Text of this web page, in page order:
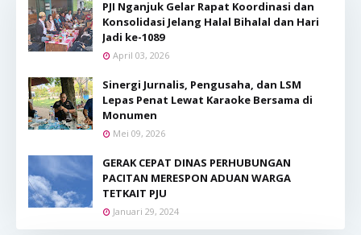
PJI Nganjuk Gelar Rapat Koordinasi dan
Konsolidasi Jelang Halal Bihalal dan Hari
Jadi ke-1089
April 03, 2026
Sinergi Jurnalis, Pengusaha, dan LSM
Lepas Penat Lewat Karaoke Bersama di
Monumen
Mei 09, 2026
GERAK CEPAT DINAS PERHUBUNGAN
PACITAN MERESPON ADUAN WARGA
TETKAIT PJU
Januari 29, 2024